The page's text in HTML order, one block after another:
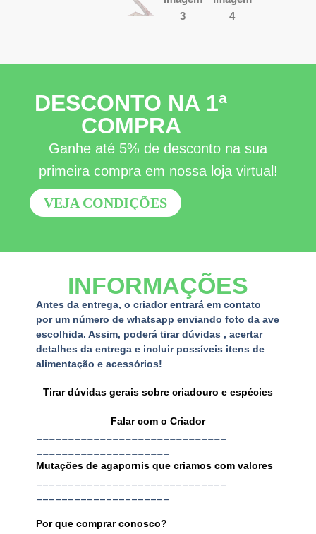
DESCONTO NA 1ª
COMPRA
Ganhe até 5% de desconto na sua
primeira compra em nossa loja virtual!
VEJA CONDIÇÕES
INFORMAÇÕES
Antes da entrega, o criador entrará em contato
por um número de whatsapp enviando foto da ave
escolhida. Assim, poderá tirar dúvidas , acertar
detalhes da entrega e incluir possíveis itens de
alimentação e acessórios!
Tirar dúvidas gerais sobre criadouro e espécies
Falar com o Criador
Mutações de agapornis que criamos com valores
Por que comprar conosco?